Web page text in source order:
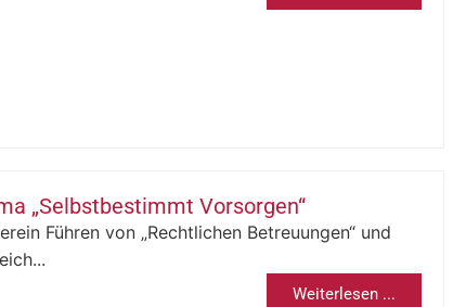
„Selbstbestimmt Vorsorgen“
Führen von „Rechtlichen Betreuungen“ und
Weiterlesen ...